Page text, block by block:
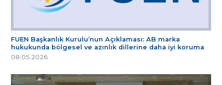
FUEN Başkanlık Kurulu’nun Açıklaması: AB marka
hukukunda bölgesel ve azınlık dillerine daha iyi koruma
08.05.2026